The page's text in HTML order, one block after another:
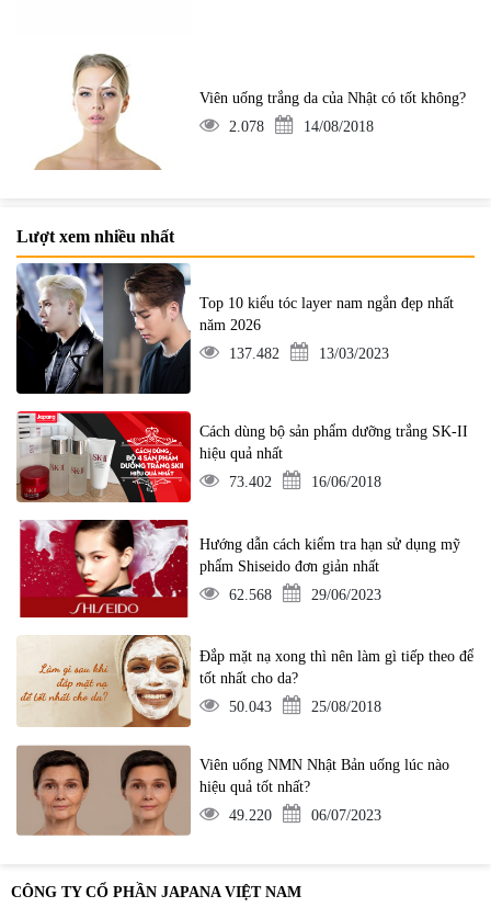
Viên uống trắng da của Nhật có tốt không?
2.078
14/08/2018
Lượt xem nhiều nhất
Top 10 kiểu tóc layer nam ngắn đẹp nhất
năm 2026
137.482
13/03/2023
Cách dùng bộ sản phẩm dưỡng trắng SK-II
hiệu quả nhất
73.402
16/06/2018
Hướng dẫn cách kiểm tra hạn sử dụng mỹ
phẩm Shiseido đơn giản nhất
62.568
29/06/2023
Đắp mặt nạ xong thì nên làm gì tiếp theo để
tốt nhất cho da?
50.043
25/08/2018
Viên uống NMN Nhật Bản uống lúc nào
hiệu quả tốt nhất?
49.220
06/07/2023
CÔNG TY CỔ PHẦN JAPANA VIỆT NAM